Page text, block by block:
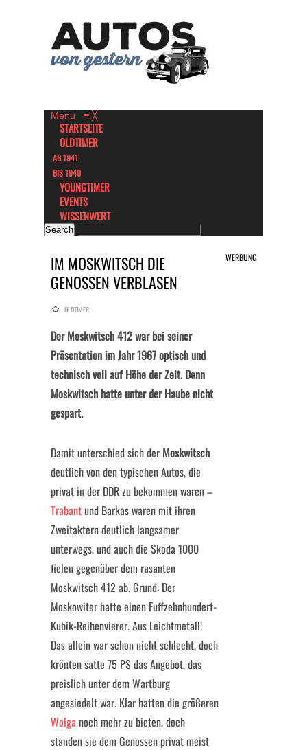
Menu ≡ ╳
STARTSEITE
OLDTIMER
AB 1941
BIS 1940
YOUNGTIMER
EVENTS
WISSENWERT
IM MOSKWITSCH DIE
GENOSSEN VERBLASEN
WERBUNG
OLDTIMER
Der Moskwitsch 412 war bei seiner
Präsentation im Jahr 1967 optisch und
technisch voll auf Höhe der Zeit. Denn
Moskwitsch hatte unter der Haube nicht
gespart.
Damit unterschied sich der Moskwitsch
deutlich von den typischen Autos, die
privat in der DDR zu bekommen waren –
Trabantund Barkas waren mit ihren
Zweitaktern deutlich langsamer
unterwegs, und auch die Skoda 1000
fielen gegenüber dem rasanten
Moskwitsch 412 ab. Grund: Der
Moskowiter hatte einen Fuffzehnhundert-
Kubik-Reihenvierer. Aus Leichtmetall!
Das allein war schon nicht schlecht, doch
krönten satte 75 PS das Angebot, das
preislich unter dem Wartburg
angesiedelt war. Klar hatten die größeren
Wolga noch mehr zu bieten, doch
standen sie dem Genossen privat meist